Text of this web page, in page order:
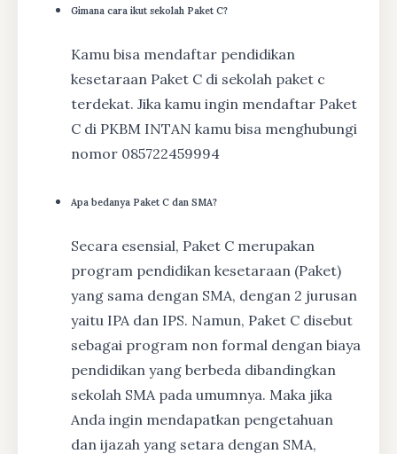
Gimana cara ikut sekolah Paket C?
Kamu bisa mendaftar pendidikan
kesetaraan Paket C di sekolah paket c
terdekat. Jika kamu ingin mendaftar Paket
C di PKBM INTAN kamu bisa menghubungi
nomor 085722459994
Apa bedanya Paket C dan SMA?
Secara esensial, Paket C merupakan
program pendidikan kesetaraan (Paket)
yang sama dengan SMA, dengan 2 jurusan
yaitu IPA dan IPS. Namun, Paket C disebut
sebagai program non formal dengan biaya
pendidikan yang berbeda dibandingkan
sekolah SMA pada umumnya. Maka jika
Anda ingin mendapatkan pengetahuan
dan ijazah yang setara dengan SMA,